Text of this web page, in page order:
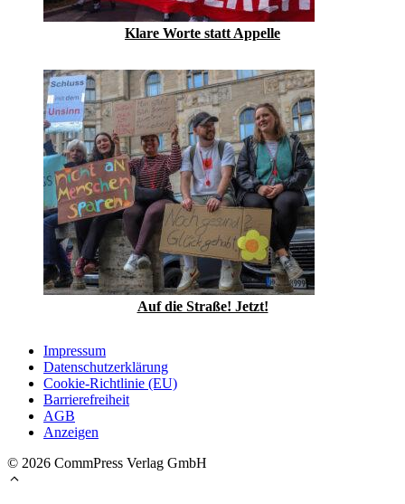
Klare Worte statt Appelle
Auf die Straße! Jetzt!
Impressum
Datenschutzerklärung
Cookie-Richtlinie (EU)
Barrierefreiheit
AGB
Anzeigen
© 2026 CommPress Verlag GmbH